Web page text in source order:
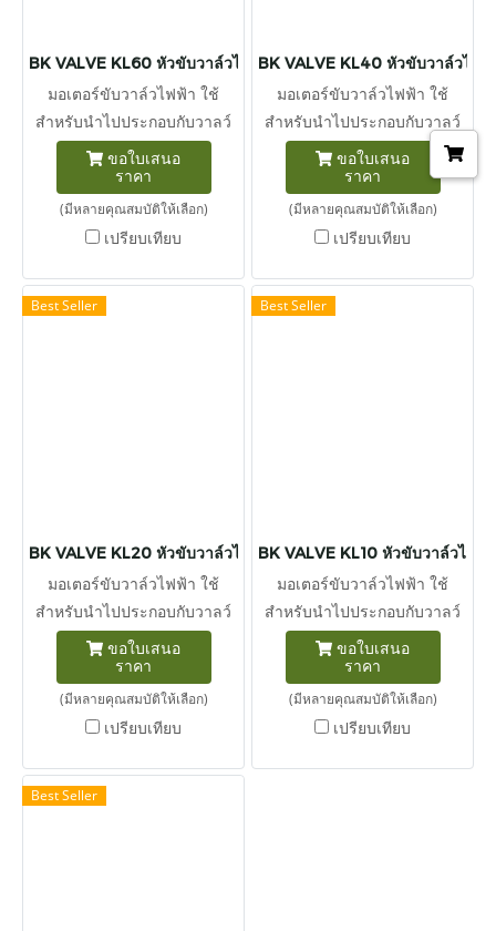
BK VALVE KL60 หัวขับวาล์วไฟฟ้า แรงบิด 600 นิวตัน-เมตร
มอเตอร์ขับวาล์วไฟฟ้า ใช้
สำหรับนำไปประกอบกับวาลว์
ประเภทต่างๆในระบบท่อเช่น
นำหัวขับวาล์วไฟฟ้าไปติดตั้ง
ร่วมกับ Butterfly valve, Ball
valve เป็นต้น นิวตันเมตร
เป็นของแรงบิด ในระบบ หน่วย
เอสไอ 1 นิวตันเมตร เท่ากับ
ขอใบเสนอ
ราคา
(มีหลายคุณสมบัติให้เลือก)
เปรียบเทียบ
BK VALVE KL40 หัวขับวาล์วไฟ
มอเตอร์ขับวาล์วไฟฟ้า ใช้
สำหรับนำไปประกอบกับวาลว์
ประเภทต่างๆในระบบท่อเช่น
นำหัวขับวาล์วไฟฟ้าไปติดตั้ง
ร่วมกับ Butterfly valve, Ball
valve เป็นต้น นิวตันเมตร
เป็นของแรงบิด ในระบบ หน่วย
เอสไอ 1 นิวตันเมตร เท่ากับ
ขอใบเสนอ
ราคา
(มีหลายคุณสมบัติให้เลือก)
เปรียบเทียบ
Best Seller
BK VALVE KL20 หัวขับวาล์วไฟฟ้า แรงบิด 200 นิวตัน-เมตร
มอเตอร์ขับวาล์วไฟฟ้า ใช้
สำหรับนำไปประกอบกับวาลว์
ประเภทต่างๆในระบบท่อเช่น
นำหัวขับวาล์วไฟฟ้าไปติดตั้ง
ร่วมกับ Butterfly valve, Ball
valve เป็นต้น นิวตันเมตร
เป็นของแรงบิด ในระบบ หน่วย
เอสไอ 1 นิวตันเมตร เท่ากับ
ขอใบเสนอ
ราคา
(มีหลายคุณสมบัติให้เลือก)
เปรียบเทียบ
Best Seller
BK VALVE KL10 หัวขับวาล์วไฟ
มอเตอร์ขับวาล์วไฟฟ้า ใช้
สำหรับนำไปประกอบกับวาลว์
ประเภทต่างๆในระบบท่อเช่น
นำหัวขับวาล์วไฟฟ้าไปติดตั้ง
ร่วมกับ Butterfly valve, Ball
valve เป็นต้น นิวตันเมตร
ขอใบเสนอ
ราคา
(มีหลายคุณสมบัติให้เลือก)
เปรียบเทียบ
Best Seller